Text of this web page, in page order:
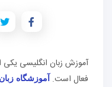
آموزش زبان انگلیسی یکی
فعال است.
آموزشگاه‌